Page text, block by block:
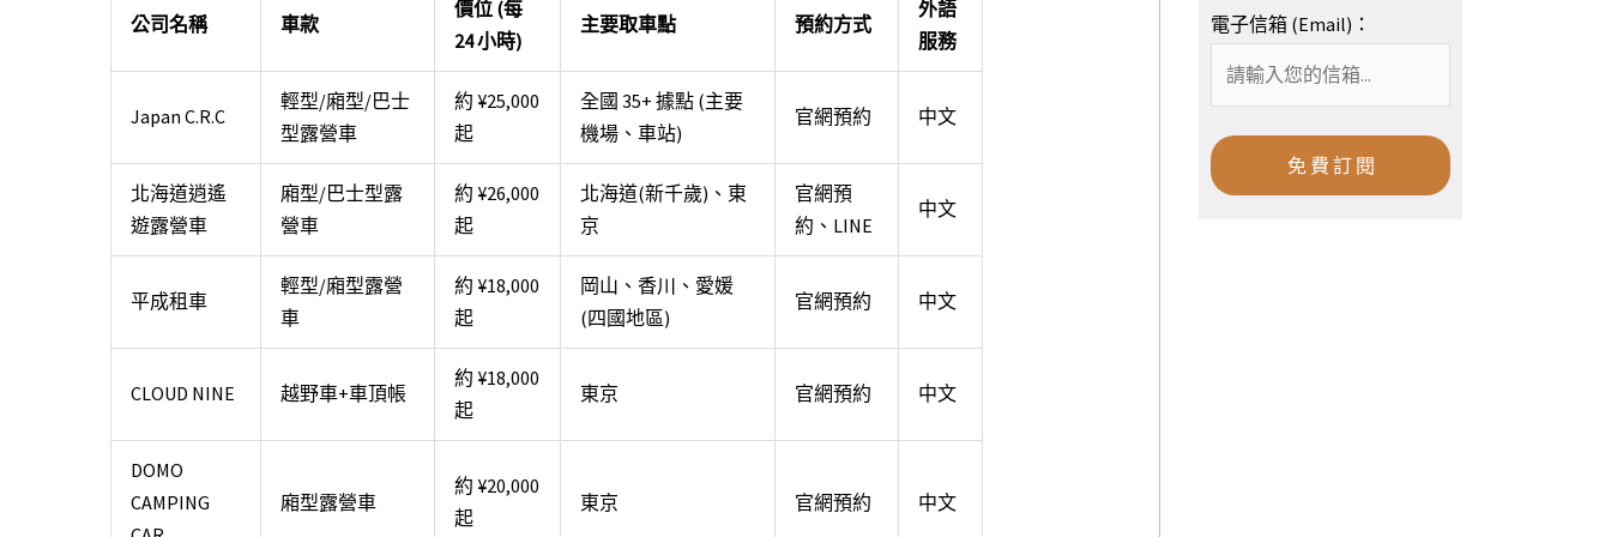
公司名稱 車款
價位 (每
24 小時)
主要取車點 預約方式
外語
服務
Japan C.R.C
輕型/廂型/巴士
型露營車
約 ¥25,000
起
全國 35+ 據點 (主要
機場、車站)
官網預約 中文
北海道逍遙
遊露營車
廂型/巴士型露
營車
約 ¥26,000
起
北海道(新千歲)、東
京
官網預
約、LINE
中文
平成租車
輕型/廂型露營
車
約 ¥18,000
起
岡山、香川、愛媛
(四國地區)
官網預約 中文
CLOUD NINE 越野車+車頂帳
約 ¥18,000
起
東京 官網預約 中文
DOMO
CAMPING
廂型露營車
約 ¥20,000
起
東京 官網預約 中文
電子信箱 (Email)：